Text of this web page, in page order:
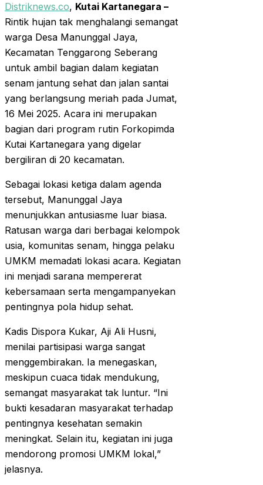
Distriknews.co, Kutai Kartanegara –
Rintik hujan tak menghalangi semangat
warga Desa Manunggal Jaya,
Kecamatan Tenggarong Seberang
untuk ambil bagian dalam kegiatan
senam jantung sehat dan jalan santai
yang berlangsung meriah pada Jumat,
16 Mei 2025. Acara ini merupakan
bagian dari program rutin Forkopimda
Kutai Kartanegara yang digelar
bergiliran di 20 kecamatan.
Sebagai lokasi ketiga dalam agenda
tersebut, Manunggal Jaya
menunjukkan antusiasme luar biasa.
Ratusan warga dari berbagai kelompok
usia, komunitas senam, hingga pelaku
UMKM memadati lokasi acara. Kegiatan
ini menjadi sarana mempererat
kebersamaan serta mengampanyekan
pentingnya pola hidup sehat.
Kadis Dispora Kukar, Aji Ali Husni,
menilai partisipasi warga sangat
menggembirakan. Ia menegaskan,
meskipun cuaca tidak mendukung,
semangat masyarakat tak luntur. “Ini
bukti kesadaran masyarakat terhadap
pentingnya kesehatan semakin
meningkat. Selain itu, kegiatan ini juga
mendorong promosi UMKM lokal,”
jelasnya.